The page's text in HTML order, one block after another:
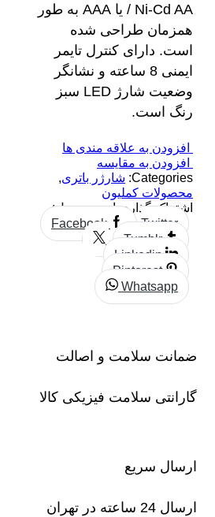
/ Ni-Cd AA یا AAA به طور
همزمان طراحی شده
است. دارای کنترل تایمر
ایمنی 8 ساعته و نشانگر
وضعیت شارژ LED سبز
رنگ است.
افزودن به علاقه مندی ها
افزودن به مقایسه
Categories: شارژر باتری,
محصولات کملیون
اشتراک گذاری این محصول:
Facebook
Twitter
Tumblr
Linkedin
Pinterest
Whatsapp
ضمانت سلامت و اصالت
گارانتی سلامت فیزیکی کالا
ارسال سریع
ارسال 24 ساعته در تهران